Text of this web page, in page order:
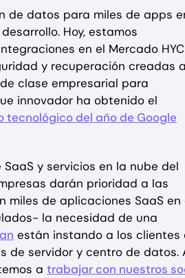
de datos para miles de apps
Hoy, estamos
en el Mercado
y recuperación creadas
clase empresarial para
innovador ha obtenido el
tecnológico del año de Google
y servicios en la nube del
darán prioridad a las
miles de aplicaciones SaaS en
la necesidad de una
están instando a los clientes
de servidor y centro de datos.
a trabajar con nuestros